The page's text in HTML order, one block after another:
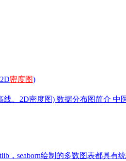
密度图)
、2D密度图) 数据分布图简介
，seaborn绘制的多数图表都具